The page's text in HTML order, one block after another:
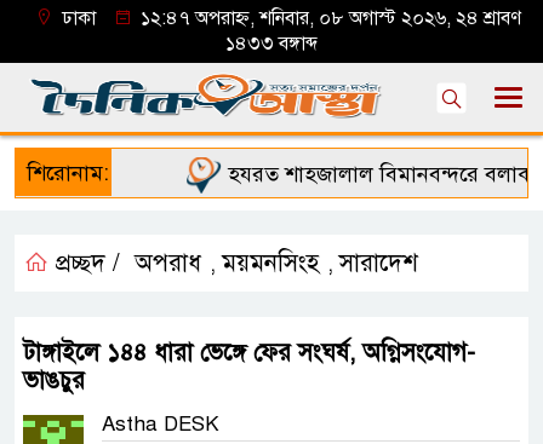
ঢাকা
১২:৪৭ অপরাহ্ন, শনিবার, ০৮ অগাস্ট ২০২৬, ২৪ শ্রাবণ
১৪৩৩ বঙ্গাব্দ
শিরোনাম: হযরত শাহজালাল বিমানবন্দরে বলাকা
প্রচ্ছদ / অপরাধ ,ময়মনসিংহ ,সারাদেশ
টাঙ্গাইলে ১৪৪ ধারা ভেঙ্গে ফের সংঘর্ষ, অগ্নিসংযোগ-
ভাঙচুর
Astha DESK